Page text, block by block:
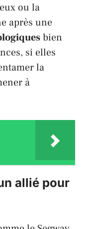
ou la
après une
bien
si elles
la
à
allié pour